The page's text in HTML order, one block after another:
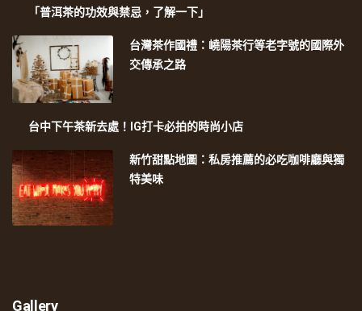
「普洱茶的功效與禁忌，了解一下」
台灣茶作國禮：嶢陽茶行等老字號的國際外
交傳承之路
台中下午茶新去處！IG打卡必拍的時尚小店
新竹甜點地圖：私房推薦的必吃咖啡廳與獨
特美味
Gallery